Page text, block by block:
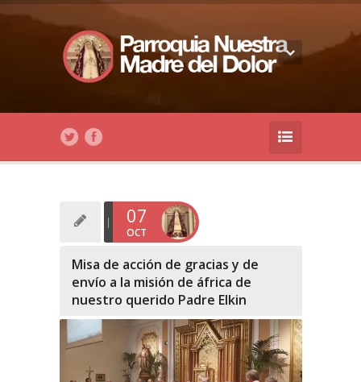
07
OCT
Misa de acción de gracias y de
envío a la misión de áfrica de
nuestro querido Padre Elkin